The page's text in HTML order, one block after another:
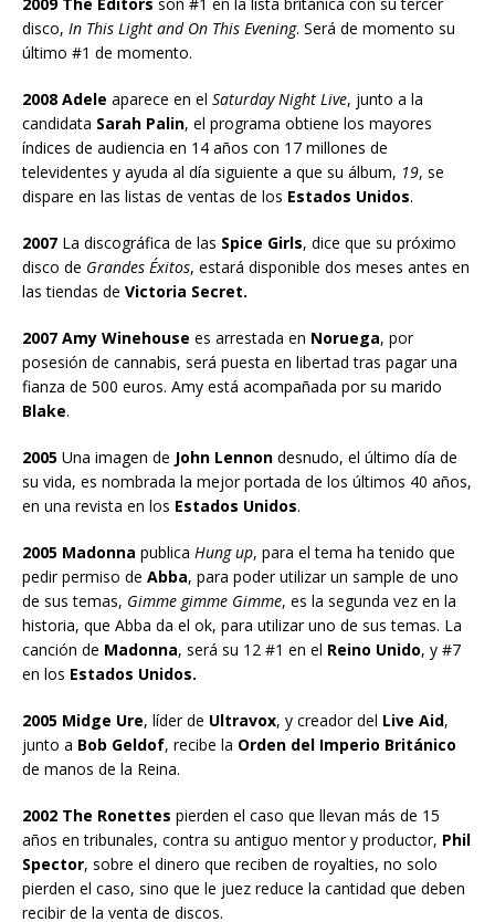
disco, In This Light and On This Evening. Será de momento su
último #1 de momento.
2008 Adele aparece en el Saturday Night Live, junto a la
candidata Sarah Palin, el programa obtiene los mayores
índices de audiencia en 14 años con 17 millones de
televidentes y ayuda al día siguiente a que su álbum, 19, se
dispare en las listas de ventas de los Estados Unidos.
2007 La discográfica de las Spice Girls, dice que su próximo
disco de Grandes Éxitos, estará disponible dos meses antes en
las tiendas de Victoria Secret.
2007 Amy Winehouse es arrestada en Noruega, por
posesión de cannabis, será puesta en libertad tras pagar una
fianza de 500 euros. Amy está acompañada por su marido
Blake.
2005 Una imagen de John Lennon desnudo, el último día de
su vida, es nombrada la mejor portada de los últimos 40 años,
en una revista en los Estados Unidos.
2005 Madonna publica Hung up, para el tema ha tenido que
pedir permiso de Abba, para poder utilizar un sample de uno
de sus temas, Gimme gimme Gimme, es la segunda vez en la
historia, que Abba da el ok, para utilizar uno de sus temas. La
canción de Madonna, será su 12 #1 en el Reino Unido, y #7
en los Estados Unidos.
2005 Midge Ure, líder de Ultravox, y creador del Live Aid,
junto a Bob Geldof, recibe la Orden del Imperio Británico
de manos de la Reina.
2002 The Ronettes pierden el caso que llevan más de 15
años en tribunales, contra su antiguo mentor y productor, Phil
Spector, sobre el dinero que reciben de royalties, no solo
pierden el caso, sino que le juez reduce la cantidad que deben
recibir de la venta de discos.